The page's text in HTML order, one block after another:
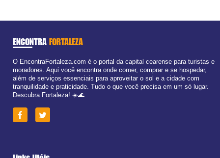
ENCONTRA FORTALEZA
O EncontraFortaleza.com é o portal da capital cearense para turistas e
moradores. Aqui você encontra onde comer, comprar e se hospedar,
além de serviços essenciais para aproveitar o sol e a cidade com
tranquilidade e praticidade. Tudo o que você precisa em um só lugar.
Descubra Fortaleza! ☀️🌊